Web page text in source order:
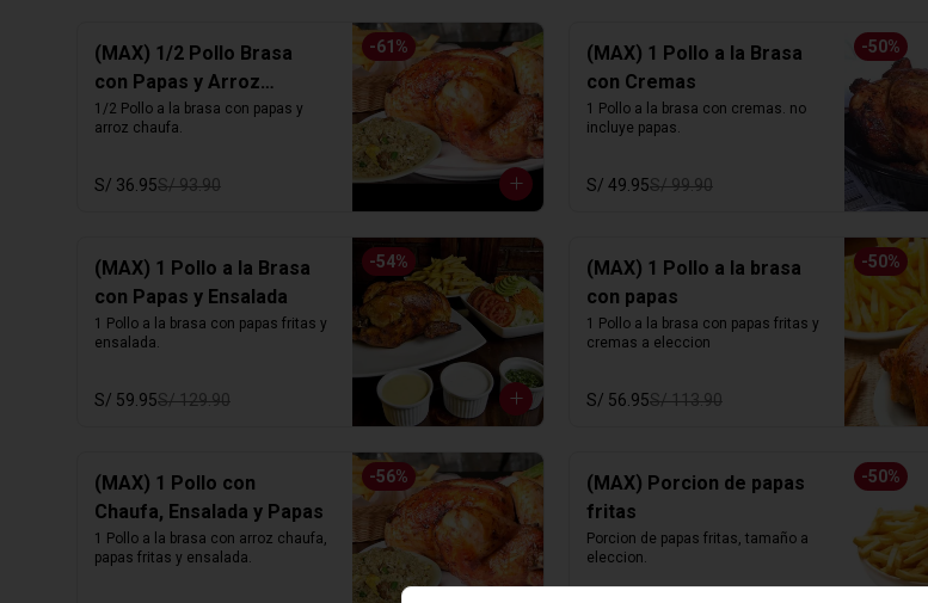
-61 %
(MAX) 1/2 Pollo Brasa
con Papas y Arroz
Chaufa
1/2 Pollo a la brasa con papas y
arroz chaufa.
S/ 36.95S/ 93.90
-50%
(MAX) 1 Pollo a la Brasa
con Cremas
1 Pollo a la brasa con cremas. no
incluye papas.
S/ 49.95S/ 99.90
-54%
(MAX) 1 Pollo a la Brasa
con Papas y Ensalada
1 Pollo a la brasa con papas fritas y
ensalada.
S/ 59.95S/ 129.90
-50%
(MAX) 1 Pollo a la brasa
con papas
1 Pollo a la brasa con papas fritas y
cremas a eleccion
S/ 56.95S/ 113.90
-56%
(MAX) 1 Pollo con
Chaufa, Ensalada y Papas
1 Pollo a la brasa con arroz chaufa,
papas fritas y ensalada.
-50%
(MAX) Porcion de papas
fritas
Porcion de papas fritas, tamaño a
eleccion.